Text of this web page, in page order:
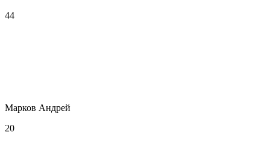
44
Марков Андрей
20